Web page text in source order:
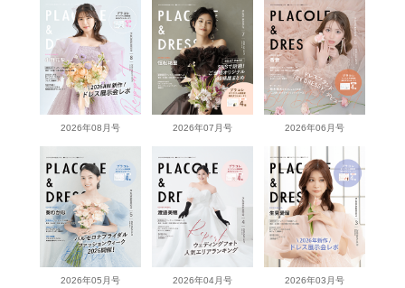
2026年08月号 2026年07月号 2026年06月号
2026年05月号 2026年04月号 2026年03月号